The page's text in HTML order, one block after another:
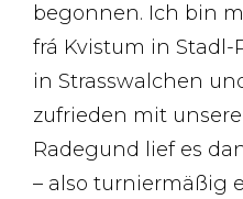
begonnen. Ich bin
frá Kvistum in
in Strasswalchen
zufrieden mit
Radegund lief es
– also turniermäßig